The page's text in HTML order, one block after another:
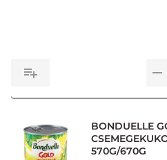
BONDUELLE
570G/670G